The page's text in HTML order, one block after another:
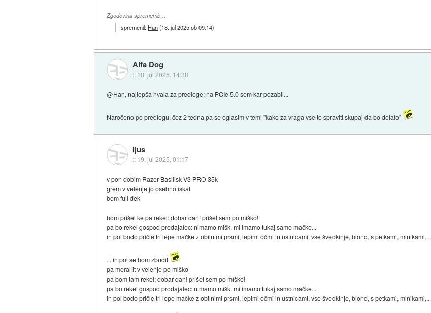
Zgodovina sprememb…
spremenil: Han(18. jul 2025 ob 09:14)
Alfa Dog
:: 18. jul 2025, 14:38
@Han, najlepša hvala za predloge; na PCIe 5.0 sem kar pozabil...
Naročeno po predlogu, čez 2 tedna pa se oglasim v temi "kako za vraga vse to spraviti skupaj da bo delalo"
Ijus
:: 19. jul 2025, 01:17
v pon dobim Razer Basilisk V3 PRO 35k
grem v velenje jo osebno iskat
bom full đek
bom prišel ke pa rekel: dobar dan! prišel sem po miško!
pa bo rekel gospod prodajalec: nimamo mišk. mi imamo tukaj samo mačke...
in pol bodo pričle tri lepe mačke z obilnimi prsmi, lepimi očmi in ustnicami, vse švedkinje, blond, s petkami, minikami,...
... in pol se bom zbudil
pa moral it v velenje po miško
pa bom tam rekel: dobar dan! prišel sem po miško!
pa bo rekel gospod prodajalec: nimamo mišk. mi imamo tukaj samo mačke...
in pol bodo pričle tri lepe mačke z obilnimi prsmi, lepimi očmi in ustnicami, vse švedkinje, blond, s petkami, minikami,...